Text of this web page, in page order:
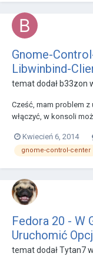
Gnome-
Libwinbind-
temat dodał b33zon
Cześć, mam problem z
włączyć, w konsoli
libraries: libwinbind-
file or directory Próba
Kwiecień 6, 2014
gnome-control-center
Fedora 20 - W
Uruchomić
temat dodałTytan7w